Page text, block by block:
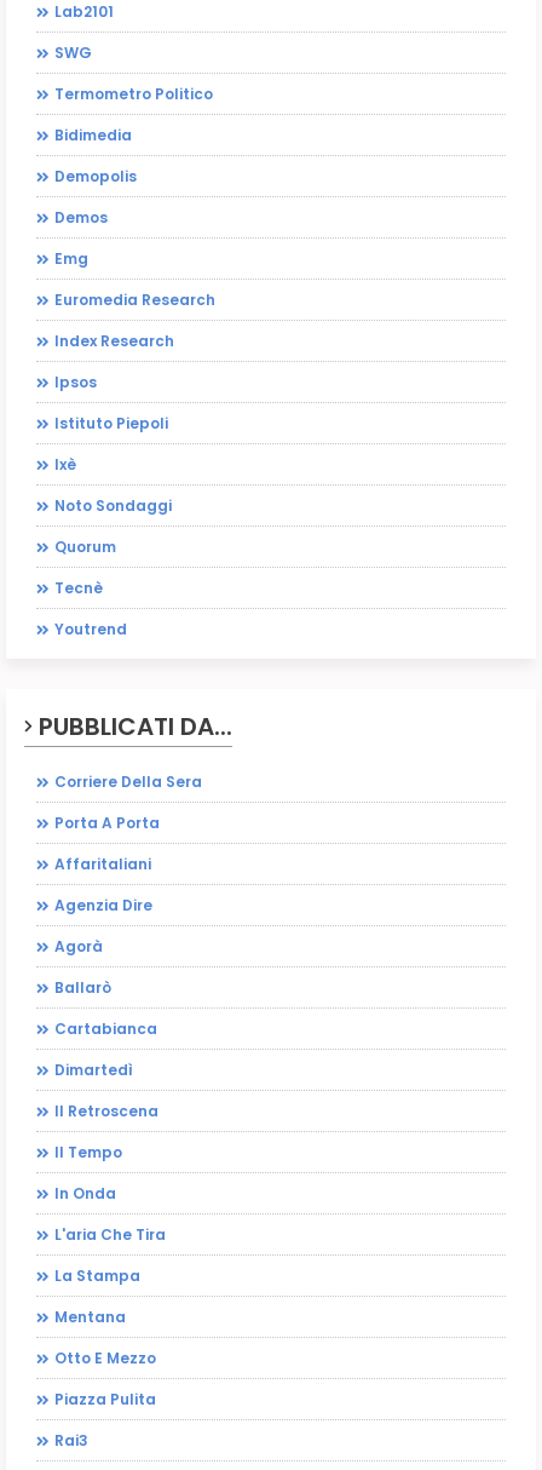
Lab2101
SWG
Termometro Politico
Bidimedia
Demopolis
Demos
Emg
Euromedia Research
Index Research
Ipsos
Istituto Piepoli
Ixè
Noto Sondaggi
Quorum
Tecnè
Youtrend
PUBBLICATI DA...
Corriere Della Sera
Porta A Porta
Affaritaliani
Agenzia Dire
Agorà
Ballarò
Cartabianca
Dimartedì
Il Retroscena
Il Tempo
In Onda
L'aria Che Tira
La Stampa
Mentana
Otto E Mezzo
Piazza Pulita
Rai3